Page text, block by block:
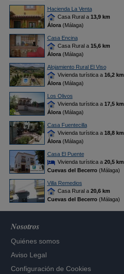
Hacienda La Venta
Casa Rural a 13,9 km
Álora(Málaga)
Casa Encina
Casa Rural a 15,6 km
Álora(Málaga)
Alojamiento Rural El Viso
Vivienda turística a 16,2 km
Álora(Málaga)
Los Olivos
Vivienda turística a 17,5 km
Álora(Málaga)
Casa Fuentecilla
Vivienda turística a 18,8 km
Álora(Málaga)
Casa El Puente
Vivienda turística a 20,5 km
Cuevas del Becerro(Málaga)
Villa Remedios
Casa Rural a 20,6 km
Cuevas del Becerro(Málaga)
Nosotros
Quiénes somos
Aviso Legal
Configuración de Cookies